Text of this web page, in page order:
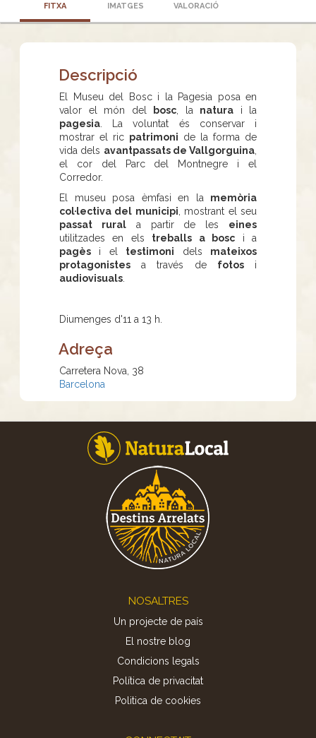
FITXA IMATGES VALORACIÓ
Descripció
El Museu del Bosc i la Pagesia posa en
valor el món del
bosc , la natura i la
pagesia . La voluntat és conservar i
mostrar el ric patrimoni de la forma de
vida dels avantpassats de Vallgorguina
el cor del Parc del Montnegre i el
Corredor.
El museu posa èmfasi en la memòria
col·lectiva del municipi , mostrant el seu
passat rurala partir de les eines
utilitzades en els treballs a bosc i a
pagès i el testimoni dels mateixos
protagonistes a través de fotosi
audiovisuals
Diumenges d'11 a 13 h.
Adreça
Carretera Nova, 38
Barcelona
NOSALTRES
Un projecte de país
El nostre blog
Condicions legals
Política de privacitat
Politica de cookies